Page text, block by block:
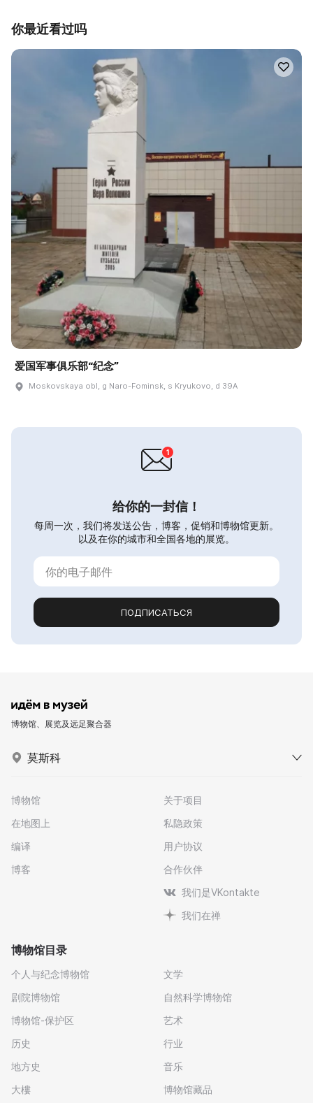
你最近看过吗
爱国军事俱乐部“纪念”
Moskovskaya obl, g Naro-Fominsk, s Kryukovo, d 39A
给你的一封信！
每周一次，我们将发送公告，博客，促销和博物馆更新。
以及在你的城市和全国各地的展览。
ПОДПИСАТЬСЯ
博物馆、展览及远足聚合器
莫斯科
博物馆
在地图上
编译
博客
关于项目
私隐政策
用户协议
合作伙伴
我们是VKontakte
我们在禅
博物馆目录
个人与纪念博物馆
剧院博物馆
博物馆-保护区
历史
地方史
大樓
文学
自然科学博物馆
艺术
行业
音乐
博物馆藏品